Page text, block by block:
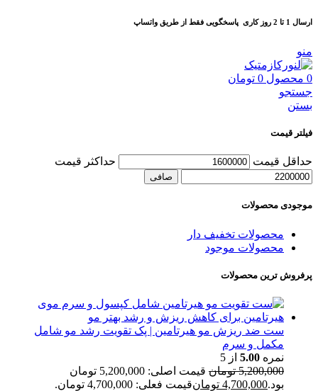
ارسال 1 تا 2 روز کاری پاسخگویی فقط از طریق واتساپ
منو
0 محصول 0 تومان
جستجو
بستن
فیلتر قیمت
حداقل قیمت حداكثر قيمت
صافی
موجودی محصولات
محصولات تخفیف دار
محصولات موجود
پرفروش ترین محصولات
ست ضد ریزش مو هیرتامین | پک تقویت رشد مو شامل
مکمل و سرم
نمره 5.00 از 5
5,200,000 تومان
قیمت اصلی: 5,200,000 تومان
بود.4,700,000 تومانقیمت فعلی: 4,700,000 تومان.